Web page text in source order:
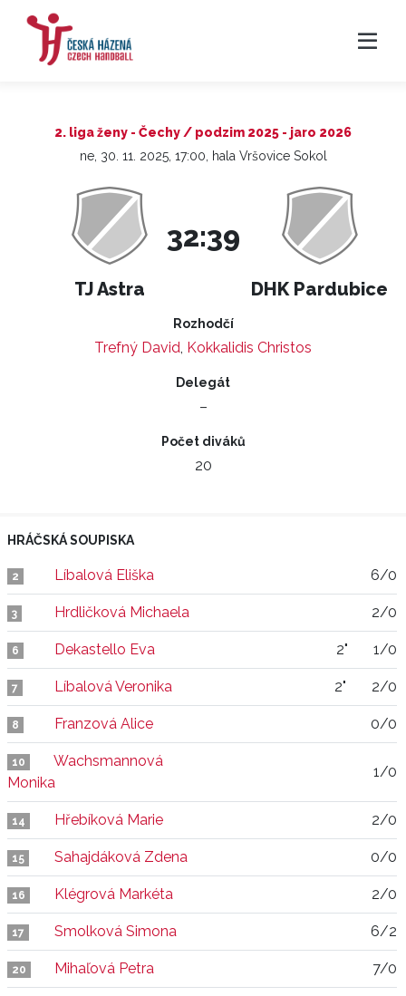
2. liga ženy - Čechy / podzim 2025 - jaro 2026
ne, 30. 11. 2025, 17:00, hala Vršovice Sokol
TJ Astra
32:39
DHK Pardubice
Rozhodčí
Trefný David, Kokkalidis Christos
Delegát
–
Počet diváků
20
HRÁČSKÁ SOUPISKA
2 Líbalová Eliška 6/0
3 Hrdličková Michaela 2/0
6 Dekastello Eva 2" 1/0
7 Líbalová Veronika 2" 2/0
8 Franzová Alice 0/0
10
Wachsmannová
Monika
1/0
14 Hřebíková Marie 2/0
15 Sahajdáková Zdena 0/0
16 Klégrová Markéta 2/0
17 Smolková Simona 6/2
20 Mihaľová Petra 7/0